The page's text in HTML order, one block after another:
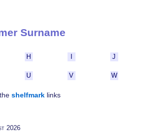
Surname
H J
U V W
shelfmarklinks
2026